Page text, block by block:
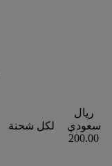
لكل شحنة
ريال
سعودي
200.00